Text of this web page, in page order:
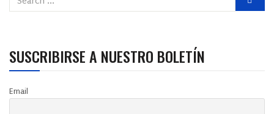
SUSCRIBIRSE A NUESTRO BOLETÍN
Email